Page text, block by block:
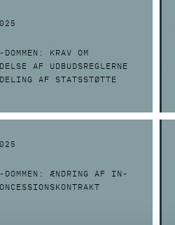
KRAV OM
AF UDBUDSREGLERNE
AF STATSSTØTTE
DOMMEN: ÆNDRING AF IN-